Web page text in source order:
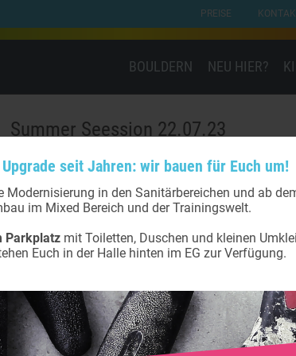
seit Jahren: wir bauen für Euch um!
Modernisierung in den Sanitärbereichen und ab
im Mixed Bereich und der Trainingswelt.
Parkplatzmit Toiletten, Duschen und kleinen
Euch in der Halle hinten im EG zur Verfügung.
PREISE
BOULDERN NEU HIER?
Summer Seession 22.07.23